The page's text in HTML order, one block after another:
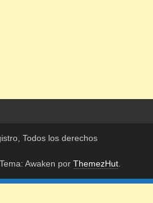
Todos los derechos
Tema: Awaken por ThemezHut